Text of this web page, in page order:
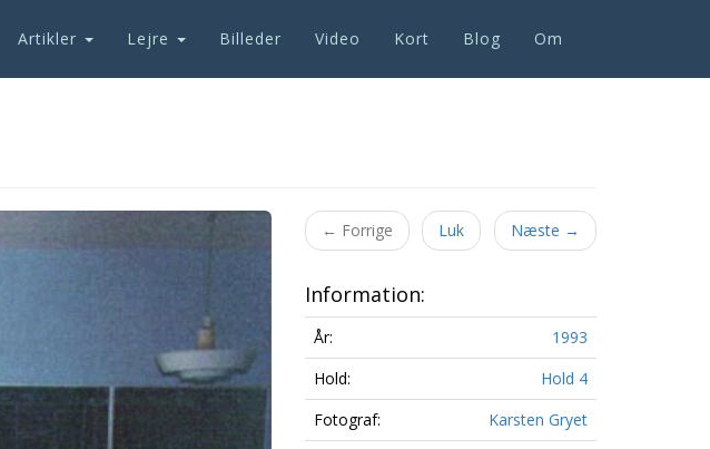
Artikler Lejre Billeder Video Kort Blog Om
Next ← Forrige Luk Næste →
Information:
År:
1993
Hold:
Hold 4
Fotograf:
Karsten Gryet